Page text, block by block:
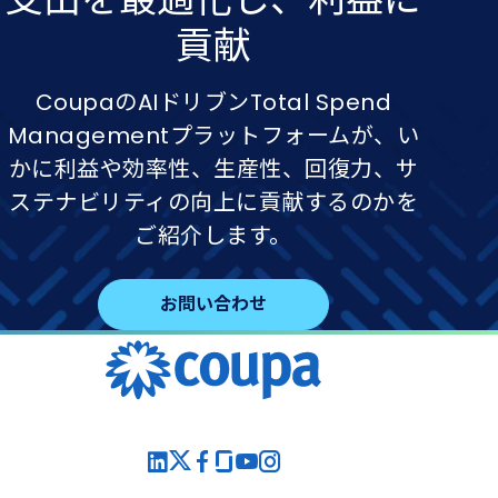
貢献
CoupaのAIドリブンTotal Spend
Managementプラットフォームが、い
かに利益や効率性、生産性、回復力、サ
ステナビリティの向上に貢献するのかを
ご紹介します。
お問い合わせ